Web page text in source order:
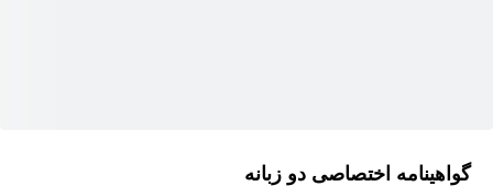
گواهینامه اختصاصی دو زبانه